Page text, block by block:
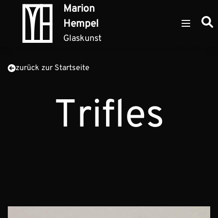
Zum Inhalt springenMarion
Hempel
Glaskunst
Open
zurück zur Startseite
Trifles